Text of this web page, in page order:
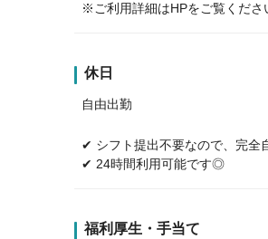
※ご利用詳細はHPをご覧くださ
休日
自由出勤
✔ シフト提出不要なので、完全
✔ 24時間利用可能です◎
福利厚生・手当て